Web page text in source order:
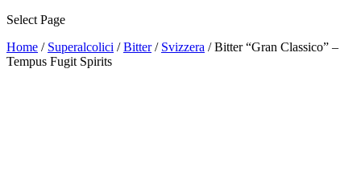
Select Page
Home / Superalcolici /Bitter/ Svizzera / Bitter “Gran Classico” –
Tempus Fugit Spirits